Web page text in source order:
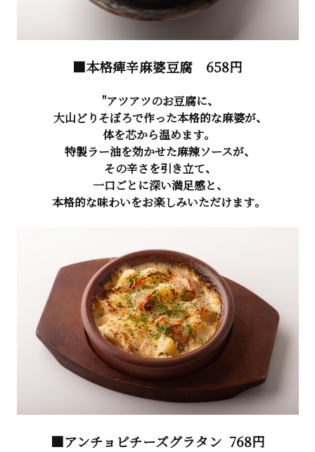
■本格痺辛麻婆豆腐 658円
"アツアツのお豆腐に、
大山どりそぼろで作った本格的な麻婆が、
体を芯から温めます。
特製ラー油を効かせた麻辣ソースが、
その辛さを引き立て、
一口ごとに深い満足感と、
本格的な味わいをお楽しみいただけます。
■アンチョビチーズグラタン 768円